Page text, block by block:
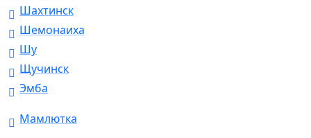
Шахтинск
Шемонаиха
Шу
Щучинск
Эмба
Мамлютка